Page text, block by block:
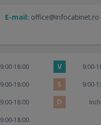
E-mail: office@infocabinet.ro
9:00-18:00 V 9:00-
9:00-18:00 S 9:00-
9:00-18:00 D
9:00-18:00